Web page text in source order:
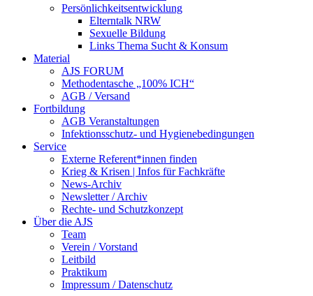
Persönlichkeitsentwicklung
Elterntalk NRW
Sexuelle Bildung
Links Thema Sucht & Konsum
Material
AJS FORUM
Methodentasche „100% ICH“
AGB / Versand
Fortbildung
AGB Veranstaltungen
Infektionsschutz- und Hygienebedingungen
Service
Externe Referent*innen finden
Krieg & Krisen | Infos für Fachkräfte
News-Archiv
Newsletter / Archiv
Rechte- und Schutzkonzept
Über die AJS
Team
Verein / Vorstand
Leitbild
Praktikum
Impressum / Datenschutz